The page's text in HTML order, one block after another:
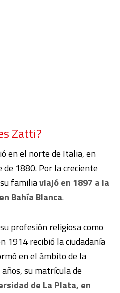
Zatti?
en el norte de Italia, en
de 1880. Por la creciente
familiaviajó en 1897 a la
Bahía Blanca.
profesión religiosa como
1914 recibió la ciudadanía
en el ámbito de la
su matrícula de
de La Plata, en